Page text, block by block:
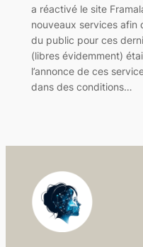
a réactivé le site
nouveaux services afin
du public pour ces
(libres évidemment)
l’annonce de ces
dans des conditions…